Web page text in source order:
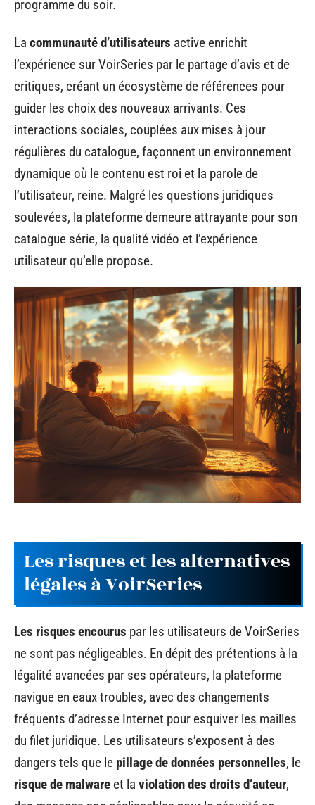
programme du soir.
La communauté d’utilisateurs active enrichit
l’expérience sur VoirSeries par le partage d’avis et de
critiques, créant un écosystème de références pour
guider les choix des nouveaux arrivants. Ces
interactions sociales, couplées aux mises à jour
régulières du catalogue, façonnent un environnement
dynamique où le contenu est roi et la parole de
l’utilisateur, reine. Malgré les questions juridiques
soulevées, la plateforme demeure attrayante pour son
catalogue série, la qualité vidéo et l’expérience
utilisateur qu’elle propose.
Les risques et les alternatives
légales à VoirSeries
Les risques encourus par les utilisateurs de VoirSeries
ne sont pas négligeables. En dépit des prétentions à la
légalité avancées par ses opérateurs, la plateforme
navigue en eaux troubles, avec des changements
fréquents d’adresse Internet pour esquiver les mailles
du filet juridique. Les utilisateurs s’exposent à des
dangers tels que le pillage de données personnelles, le
risque de malware et la violation des droits d’auteur,